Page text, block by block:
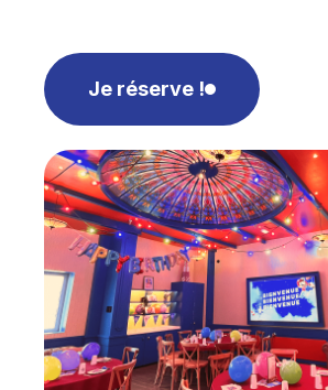
Je réserve !